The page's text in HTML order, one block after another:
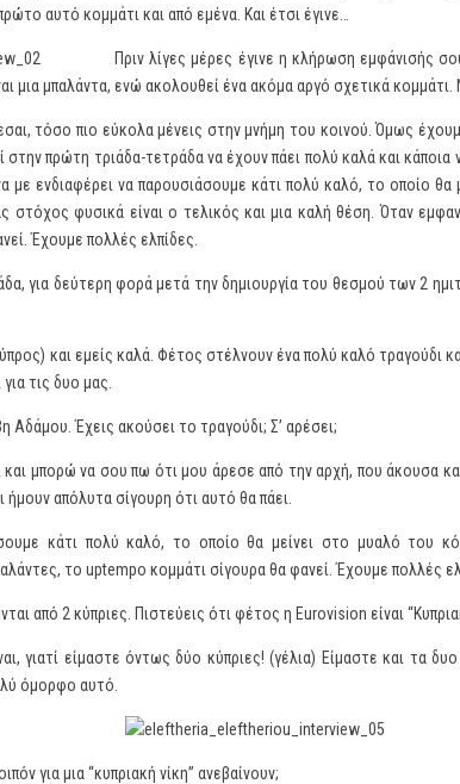
αυτό κομμάτι και από εμένα. Και έτσι έγινε…
Πριν λίγες μέρες έγινε η κλήρωση εμφάνισής
μια μπαλάντα, ενώ ακολουθεί ένα ακόμα αργό σχετικά κομμάτι.
τόσο πιο εύκολα μένεις στην μνήμη του κοινού. Όμως
στην πρώτη τριάδα-τετράδα να έχουν πάει πολύ καλά και
με ενδιαφέρει να παρουσιάσουμε κάτι πολύ καλό, το οποίο
στόχος φυσικά είναι ο τελικός και μια καλή θέση. Όταν
Έχουμε πολλές ελπίδες.
για δεύτερη φορά μετά την δημιουργία του θεσμού των 2
και εμείς καλά. Φέτος στέλνουν ένα πολύ καλό τραγούδι
τις δυο μας.
Αδάμου. Έχεις ακούσει το τραγούδι; Σ’ αρέσει;
μπορώ να σου πω ότι μου άρεσε από την αρχή, που άκουσα
απόλυτα σίγουρη ότι αυτό θα πάει.
κάτι πολύ καλό, το οποίο θα μείνει στο μυαλό του
το uptempo κομμάτι σίγουρα θα φανεί. Έχουμε πολλές
από 2 κύπριες. Πιστεύεις ότι φέτος η Eurovision είναι
γιατί είμαστε όντως δύο κύπριες! (γέλια) Είμαστε και τα
όμορφο αυτό.
για μια “κυπριακή νίκη” ανεβαίνουν;